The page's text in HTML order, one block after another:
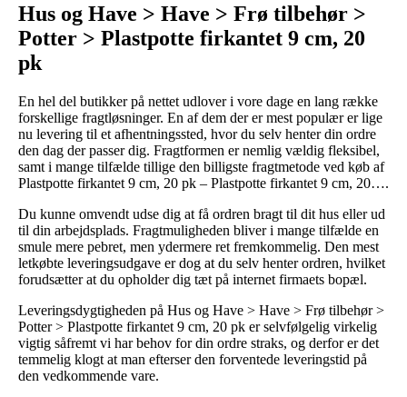
Hus og Have > Have > Frø tilbehør >
Potter > Plastpotte firkantet 9 cm, 20
pk
En hel del butikker på nettet udlover i vore dage en lang række
forskellige fragtløsninger. En af dem der er mest populær er lige
nu levering til et afhentningssted, hvor du selv henter din ordre
den dag der passer dig. Fragtformen er nemlig vældig fleksibel,
samt i mange tilfælde tillige den billigste fragtmetode ved køb af
Plastpotte firkantet 9 cm, 20 pk – Plastpotte firkantet 9 cm, 20….
Du kunne omvendt udse dig at få ordren bragt til dit hus eller ud
til din arbejdsplads. Fragtmuligheden bliver i mange tilfælde en
smule mere pebret, men ydermere ret fremkommelig. Den mest
letkøbte leveringsudgave er dog at du selv henter ordren, hvilket
forudsætter at du opholder dig tæt på internet firmaets bopæl.
Leveringsdygtigheden på Hus og Have > Have > Frø tilbehør >
Potter > Plastpotte firkantet 9 cm, 20 pk er selvfølgelig virkelig
vigtig såfremt vi har behov for din ordre straks, og derfor er det
temmelig klogt at man efterser den forventede leveringstid på
den vedkommende vare.